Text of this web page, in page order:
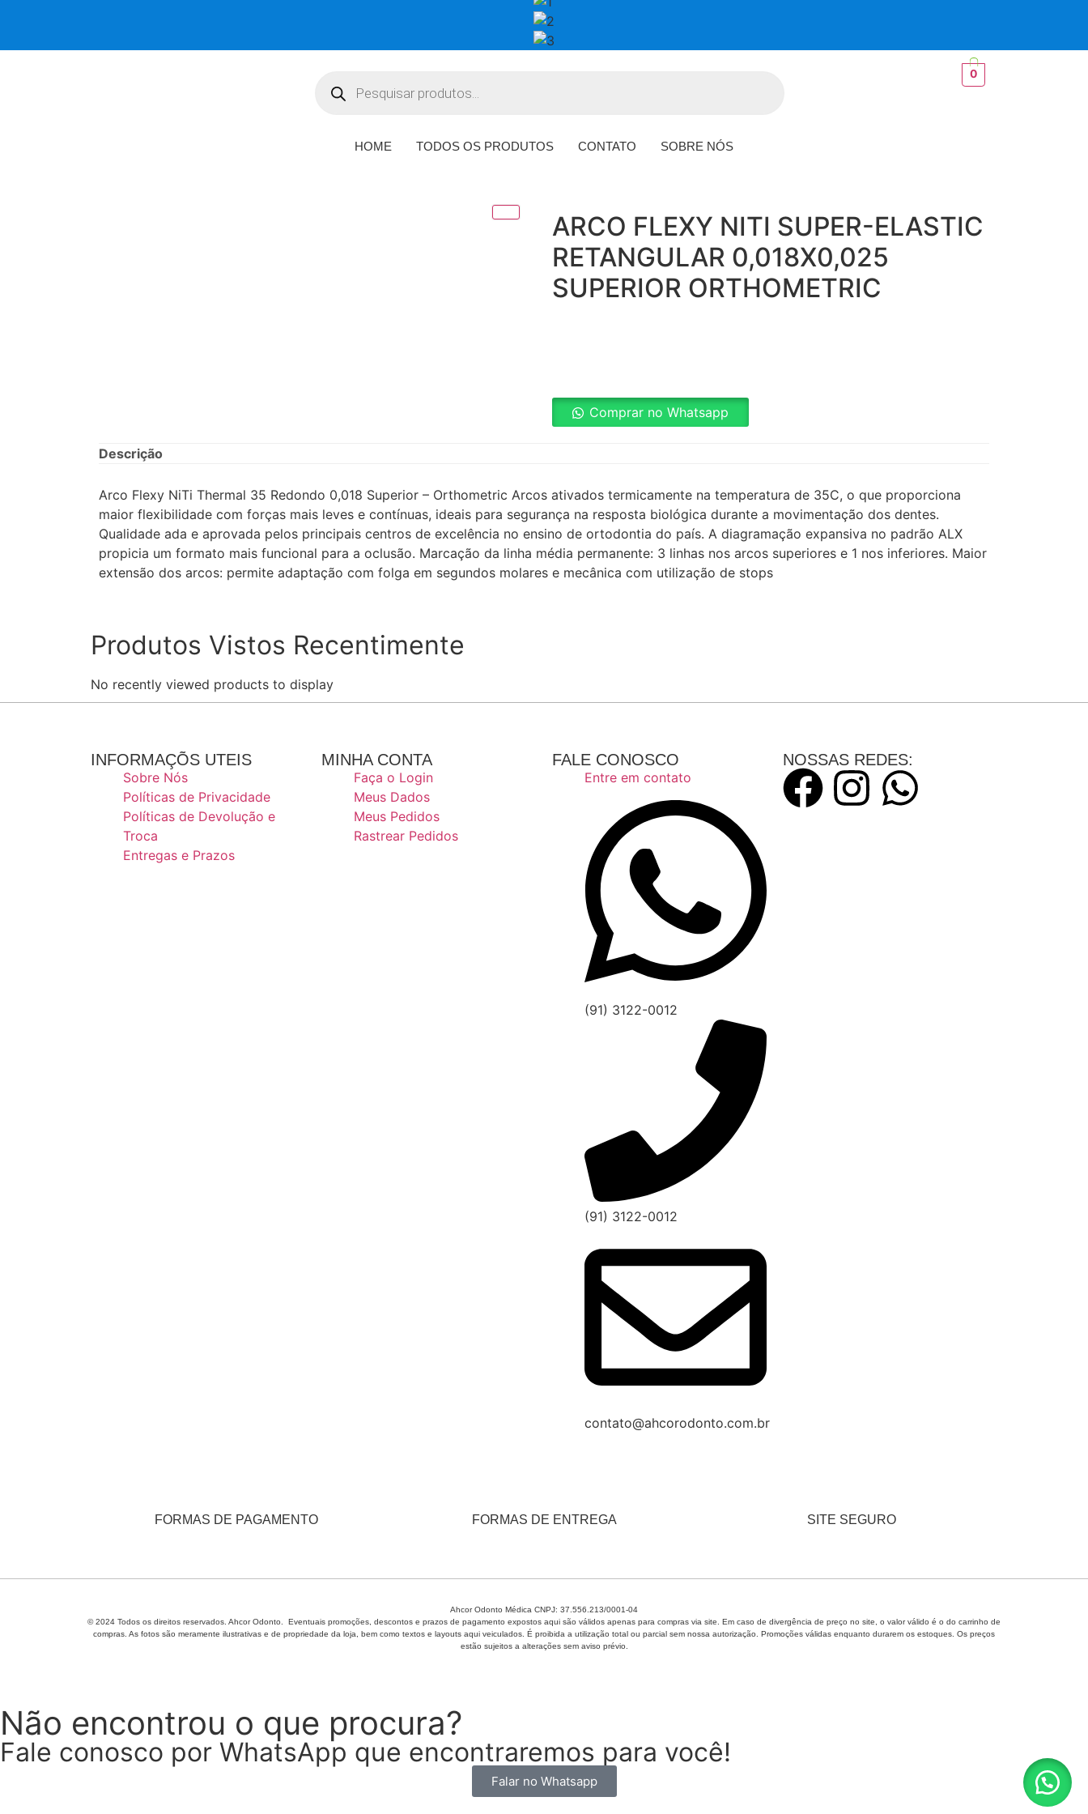
0
HOME TODOS OS PRODUTOS CONTATO SOBRE NÓS
ARCO FLEXY NITI SUPER-ELASTIC
RETANGULAR 0,018X0,025
SUPERIOR ORTHOMETRIC
Comprar no Whatsapp
Descrição
Arco Flexy NiTi Thermal 35 Redondo 0,018 Superior – Orthometric Arcos ativados termicamente na temperatura de 35C, o que proporciona
maior flexibilidade com forças mais leves e contínuas, ideais para segurança na resposta biológica durante a movimentação dos dentes.
Qualidade ada e aprovada pelos principais centros de excelência no ensino de ortodontia do país. A diagramação expansiva no padrão ALX
propicia um formato mais funcional para a oclusão. Marcação da linha média permanente: 3 linhas nos arcos superiores e 1 nos inferiores. Maior
extensão dos arcos: permite adaptação com folga em segundos molares e mecânica com utilização de stops
Produtos Vistos Recentimente
No recently viewed products to display
INFORMAÇÕS UTEIS
Sobre Nós
Políticas de Privacidade
Políticas de Devolução e
Troca
Entregas e Prazos
MINHA CONTA
Faça o Login
Meus Dados
Meus Pedidos
Rastrear Pedidos
FALE CONOSCO
Entre em contato
(91) 3122-0012
(91) 3122-0012
contato@ahcorodonto.com.br
NOSSAS REDES:
FORMAS DE PAGAMENTO FORMAS DE ENTREGA SITE SEGURO
Ahcor Odonto Médica CNPJ: 37.556.213/0001-04
© 2024 Todos os direitos reservados. Ahcor Odonto. Eventuais promoções, descontos e prazos de pagamento expostos aqui são válidos apenas para compras via site. Em caso de divergência de preço no site, o valor válido é o do carrinho de
compras. As fotos são meramente ilustrativas e de propriedade da loja, bem como textos e layouts aqui veiculados. É proibida a utilização total ou parcial sem nossa autorização. Promoções válidas enquanto durarem os estoques. Os preços
estão sujeitos a alterações sem aviso prévio.
Não encontrou o que procura?
Fale conosco por WhatsApp que encontraremos para você!
Falar no Whatsapp